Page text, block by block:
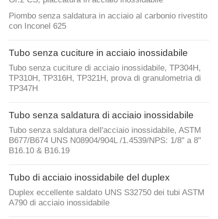
Piombo senza saldatura in acciaio al carbonio rivestito
con Inconel 625
Tubo senza cuciture in acciaio inossidabile
Tubo senza cuciture di acciaio inossidabile, TP304H,
TP310H, TP316H, TP321H, prova di granulometria di
TP347H
Tubo senza saldatura di acciaio inossidabile
Tubo senza saldatura dell'acciaio inossidabile, ASTM
B677/B674 UNS N08904/904L /1.4539/NPS: 1/8" a 8"
B16.10 & B16.19
Tubo di acciaio inossidabile del duplex
Duplex eccellente saldato UNS S32750 dei tubi ASTM
A790 di acciaio inossidabile